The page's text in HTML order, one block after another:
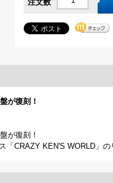
注文数
が復刻！
が復刻！
「CRAZY KEN'S WORLD」の